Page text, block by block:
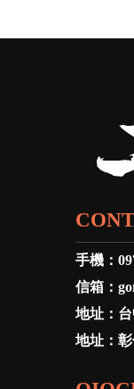
手機：
信箱：
地址：
地址：